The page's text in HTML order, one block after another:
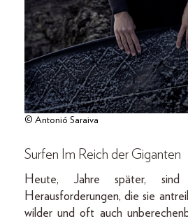
© Antonió Saraiva
Surfen Im Reich der Giganten
Heute, Jahre später,
Herausforderungen, die sie
wilder und oft auch